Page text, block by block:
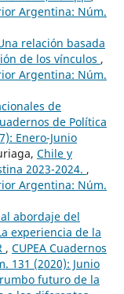
Argentina: Núm.
relación basada
de los vínculos ,
Argentina: Núm.
de
de Política
Enero-Junio
Chile y
2023-2024. ,
Argentina: Núm.
abordaje del
experiencia de la
, CUPEA Cuadernos
131 (2020): Junio
futuro de la